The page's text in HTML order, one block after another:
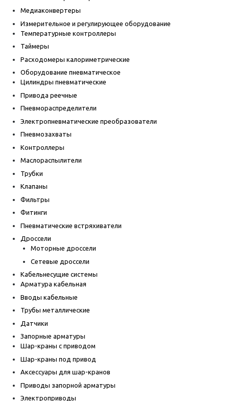
Медиаконвертеры
Измерительное и регулирующее оборудование
Температурные контроллеры
Таймеры
Расходомеры калориметрические
Оборудование пневматическое
Цилиндры пневматические
Привода реечные
Пневмораспределители
Электропневматические преобразователи
Пневмозахваты
Контроллеры
Маслораспылители
Трубки
Клапаны
Фильтры
Фитинги
Пневматические встряхиватели
Дроссели
Моторные дроссели
Сетевые дроссели
Кабельнесущие системы
Арматура кабельная
Вводы кабельные
Трубы металлические
Датчики
Запорные арматуры
Шар-краны с приводом
Шар-краны под привод
Аксессуары для шар-кранов
Приводы запорной арматуры
Электроприводы